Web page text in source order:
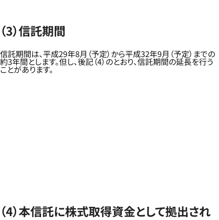
（3）信託期間
信託期間は、平成29年8月（予定）から平成32年9月（予定）までの
約3年間とします。但し、後記（4）のとおり、信託期間の延長を行う
ことがあります。
（4）本信託に株式取得資金として拠出され